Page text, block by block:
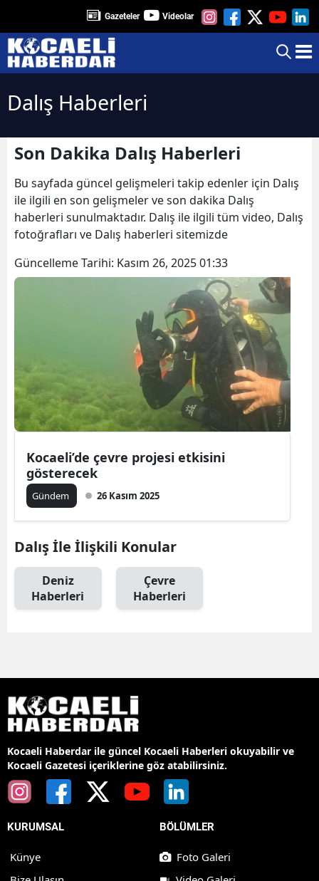
Gazeteler Videolar
Dalış Haberleri
Son Dakika Dalış Haberleri
Bu sayfada güncel gelişmeleri takip edenler için Dalış
ile ilgili en son gelişmeler ve son dakika Dalış
haberleri sunulmaktadır. Dalış ile ilgili tüm video, Dalış
fotoğrafları ve Dalış haberleri sitemizde
Güncelleme Tarihi: Kasım 26, 2025 01:33
Kocaeli’de çevre projesi etkisini
gösterecek
Gündem 26 Kasım 2025
Dalış İle İlişkili Konular
Deniz
Haberleri
Çevre
Haberleri
Kocaeli Haberdar ile güncel Kocaeli Haberleri okuyabilir ve
Kocaeli Gazetesi içeriklerine göz atabilirsiniz.
KURUMSAL
Künye
BÖLÜMLER
Foto Galeri